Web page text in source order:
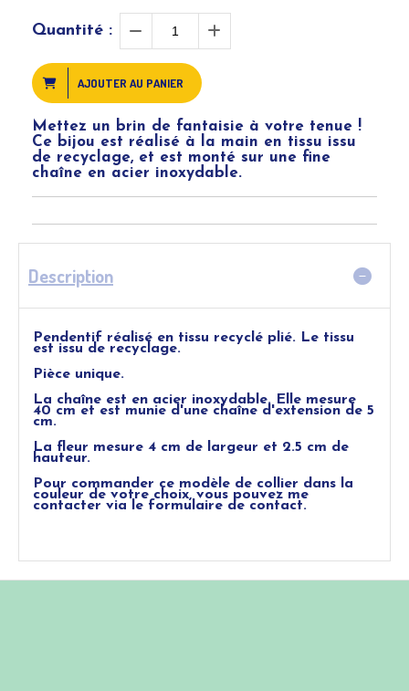
Quantité :
AJOUTER AU PANIER
Mettez un brin de fantaisie à votre tenue !
Ce bijou est réalisé à la main en tissu issu
de recyclage, et est monté sur une fine
chaîne en acier inoxydable.
Description
Pendentif réalisé en tissu recyclé plié. Le tissu
est issu de recyclage.
Pièce unique.
La chaîne est en acier inoxydable. Elle mesure
40 cm et est munie d'une chaîne d'extension de 5
cm.
La fleur mesure 4 cm de largeur et 2.5 cm de
hauteur.
Pour commander ce modèle de collier dans la
couleur de votre choix, vous pouvez me
contacter via le formulaire de contact.